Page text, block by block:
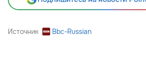
Источник Bbc-Russian